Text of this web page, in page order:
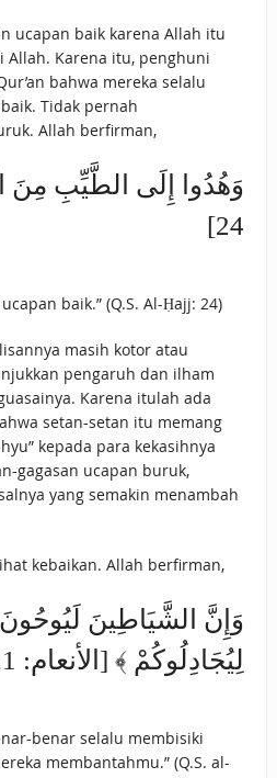
ucapan baik karena Allah itu
Karena itu, penghuni
bahwa mereka selalu
Tidak pernah
Allah berfirman,
24]
baik.” (Q.S. Al-Ḥajj: 24)
masih kotor atau
pengaruh dan ilham
Karena itulah ada
setan-setan itu memang
kepada para kekasihnya
gagasan ucapan buruk,
yang semakin menambah
kebaikan. Allah berfirman,
لِيُجَادِلُوكُمْ ﴾ [الأنعام: 121]
benar selalu membisiki
membantahmu.” (Q.S. al-